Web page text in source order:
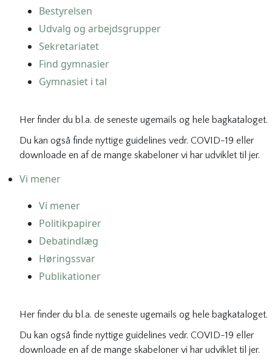
Bestyrelsen
Udvalg og arbejdsgrupper
Sekretariatet
Find gymnasier
Gymnasiet i tal
Her finder du bl.a. de seneste ugemails og hele bagkataloget.
Du kan også finde nyttige guidelines vedr. COVID-19 eller
downloade en af de mange skabeloner vi har udviklet til jer.
Vi mener
Vi mener
Politikpapirer
Debatindlæg
Høringssvar
Publikationer
Her finder du bl.a. de seneste ugemails og hele bagkataloget.
Du kan også finde nyttige guidelines vedr. COVID-19 eller
downloade en af de mange skabeloner vi har udviklet til jer.